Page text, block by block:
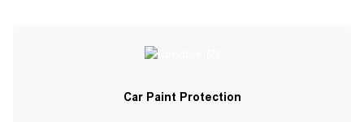
Car Paint Protection